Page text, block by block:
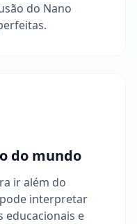
do Nano
do mundo
ir além do
interpretar
educacionais e